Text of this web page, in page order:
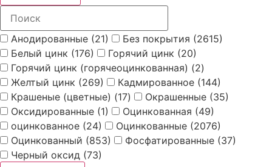
Анодированные (21) Без покрытия (2615)
Белый цинк (176) Горячий цинк (20)
Горячий цинк (горячеоцинкованная) (2)
Желтый цинк (269) Кадмированное (144)
Крашеные (цветные) (17) Окрашенные (35)
Оксидированные (1) Оцинкованная (49)
оцинкованное (24) Оцинкованные (2076)
Оцинкованный (853) Фосфатированные (37)
Черный оксид (73)